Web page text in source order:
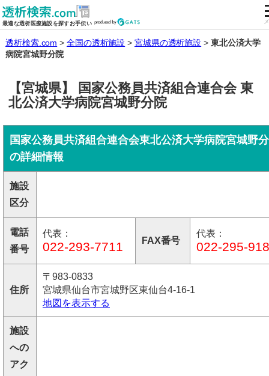
最適な透析医療施設を探すお手伝い
全国の透析施設を検索する
透析検索.com 全国の透析施設 宮城県の透析施設
東北公済大学
病院宮城野分院
【宮城県】 国家公務員共済組合連合会 東
北公済大学病院宮城野分院
国家公務員共済組合連合会東北公済大学病院宮城野
の詳細情報
施設
区分
電話
番号
代表：
022-293-7711 FAX番号
代表：
022-295-
住所
〒983-0833
宮城県仙台市宮城野区東仙台4-16-1
地図を表示する
施設
への
アク